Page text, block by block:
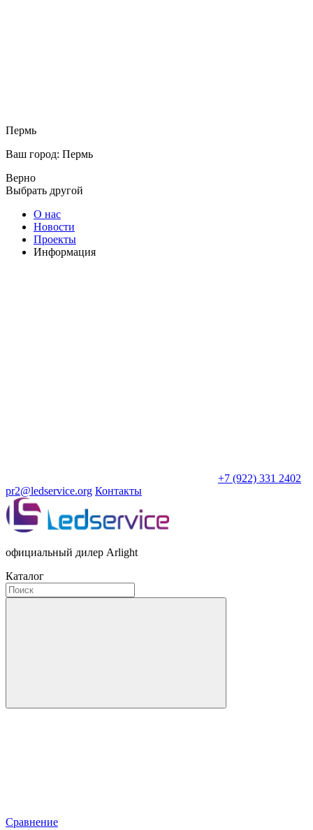
Пермь
Ваш город: Пермь
Верно
Выбрать другой
О нас
Новости
Проекты
Информация
+7 (922) 331 2402
pr2@ledservice.org Контакты
официальный дилер Arlight
Каталог
Сравнение